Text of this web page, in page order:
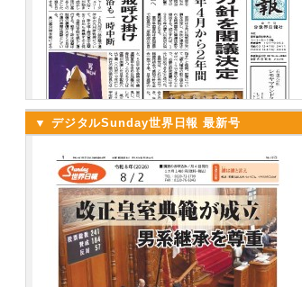
▼ デジタルSunday世界日報 最新号